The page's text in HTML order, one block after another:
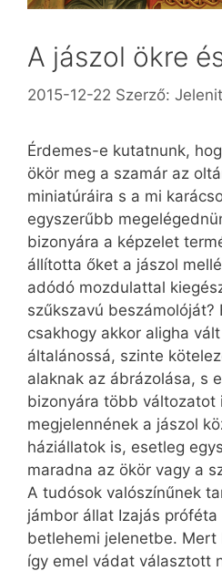
A jászol ökre
2015-12-22 Szerző:
Érdemes-e kutatnunk,
ökör meg a szamár az
miniatúráira s a mi
egyszerűbb
bizonyára a képzelet
állította őket a jászol
adódó mozdulattal
szűkszavú beszámolóját?
csakhogy akkor aligha
általánossá, szinte
alaknak az ábrázolása, s
bizonyára több változatot
megjelennének a jászol
háziállatok is, esetleg
maradna az ökör vagy a
A tudósok valószínűnek
jámbor állat Izajás
betlehemi jelenetbe. Mert
így emel vádat választott